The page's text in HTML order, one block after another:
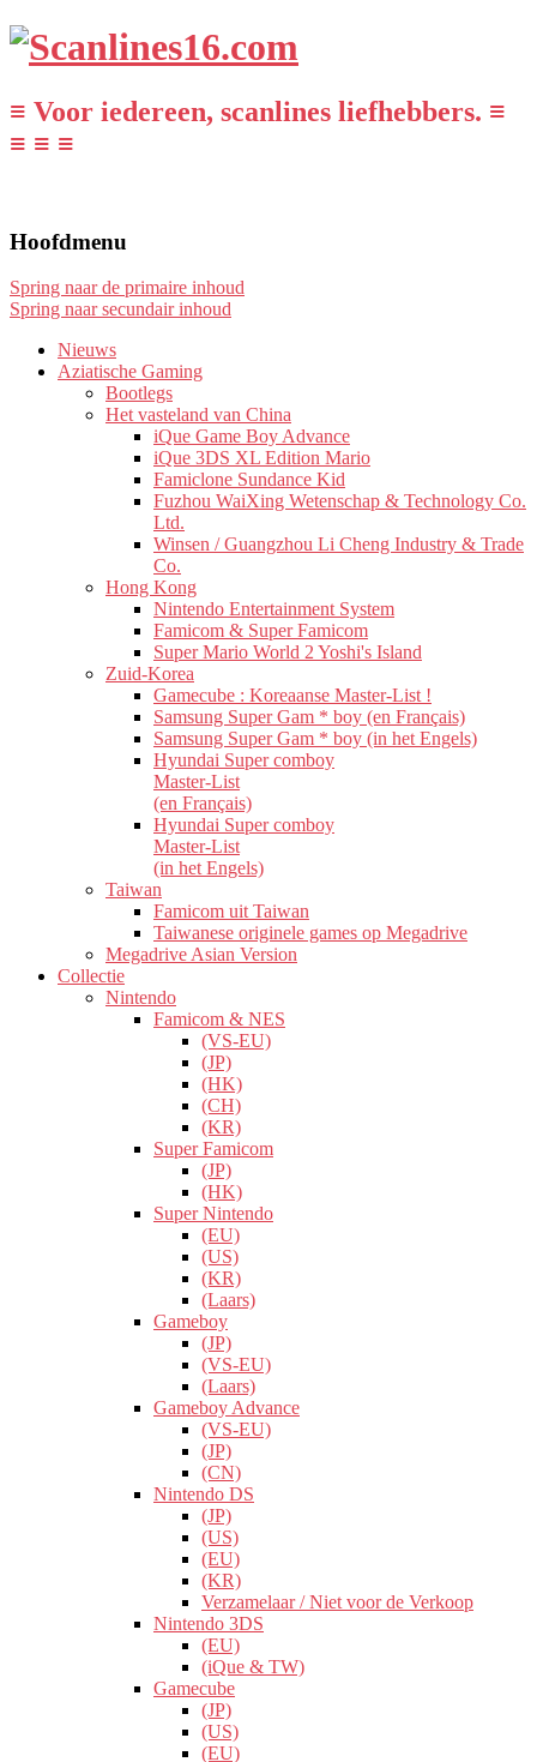
≡ Voor iedereen, scanlines liefhebbers. ≡
≡ ≡ ≡
Hoofdmenu
Spring naar de primaire inhoud
Spring naar secundair inhoud
Nieuws
Aziatische Gaming
Bootlegs
Het vasteland van China
iQue Game Boy Advance
iQue 3DS XL Edition Mario
Famiclone Sundance Kid
Fuzhou WaiXing Wetenschap & Technology Co.
Ltd.
Winsen / Guangzhou Li Cheng Industry & Trade
Co.
Hong Kong
Nintendo Entertainment System
Famicom & Super Famicom
Super Mario World 2 Yoshi's Island
Zuid-Korea
Gamecube : Koreaanse Master-List !
Samsung Super Gam * boy (en Français)
Samsung Super Gam * boy (in het Engels)
Hyundai Super comboy
Master-List
(en Français)
Hyundai Super comboy
Master-List
(in het Engels)
Taiwan
Famicom uit Taiwan
Taiwanese originele games op Megadrive
Megadrive Asian Version
Collectie
Nintendo
Famicom & NES
(VS-EU)
(JP)
(HK)
(CH)
(KR)
Super Famicom
(JP)
(HK)
Super Nintendo
(EU)
(US)
(KR)
(Laars)
Gameboy
(JP)
(VS-EU)
(Laars)
Gameboy Advance
(VS-EU)
(JP)
(CN)
Nintendo DS
(JP)
(US)
(EU)
(KR)
Verzamelaar / Niet voor de Verkoop
Nintendo 3DS
(EU)
(iQue & TW)
Gamecube
(JP)
(US)
(EU)